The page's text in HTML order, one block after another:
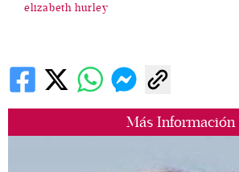
Más Información
elizabeth hurley